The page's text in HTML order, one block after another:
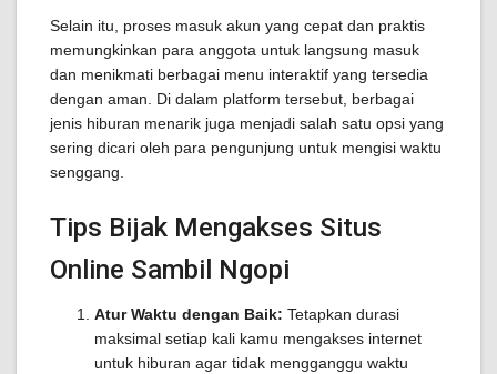
Selain itu, proses masuk akun yang cepat dan praktis
memungkinkan para anggota untuk langsung masuk
dan menikmati berbagai menu interaktif yang tersedia
dengan aman. Di dalam platform tersebut, berbagai
jenis hiburan menarik juga menjadi salah satu opsi yang
sering dicari oleh para pengunjung untuk mengisi waktu
senggang.
Tips Bijak Mengakses Situs
Online Sambil Ngopi
Atur Waktu dengan Baik: Tetapkan durasi
maksimal setiap kali kamu mengakses internet
untuk hiburan agar tidak mengganggu waktu